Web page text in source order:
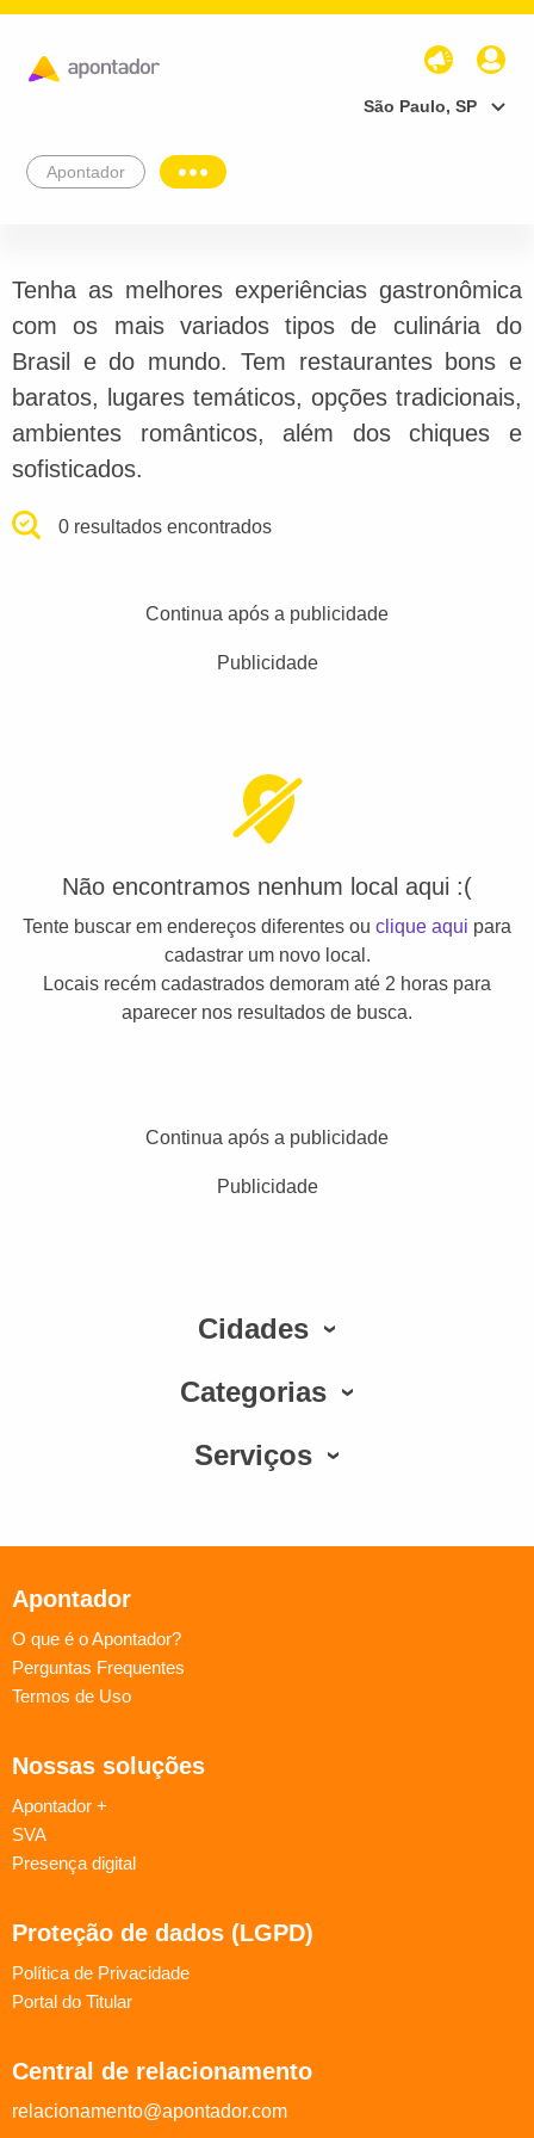
São Paulo, SP
Apontador
Tenha as melhores experiências gastronômica
com os mais variados tipos de culinária do
Brasil e do mundo. Tem restaurantes bons e
baratos, lugares temáticos, opções tradicionais,
ambientes românticos, além dos chiques e
sofisticados.
0 resultados encontrados
Continua após a publicidade
Publicidade
Não encontramos nenhum local aqui :(
Tente buscar em endereços diferentes ou clique aqui para
cadastrar um novo local.
Locais recém cadastrados demoram até 2 horas para
aparecer nos resultados de busca.
Continua após a publicidade
Publicidade
Cidades
Categorias
Serviços
Apontador
O que é o Apontador?
Perguntas Frequentes
Termos de Uso
Nossas soluções
Apontador +
SVA
Presença digital
Proteção de dados (LGPD)
Política de Privacidade
Portal do Titular
Central de relacionamento
relacionamento@apontador.com